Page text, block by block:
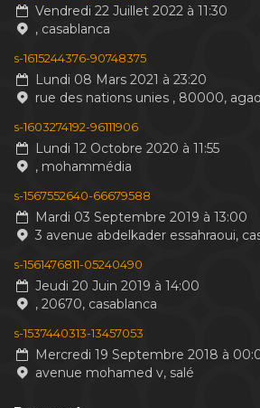
Vendredi 22 Juillet 2022 à 11:30
, casablanca
s-1615244376-90748375
Lundi 08 Mars 2021 à 23:20
rue des nations unies , 80000,
s-1603274192-96111906
Lundi 12 Octobre 2020 à 11:55
, mohammédia
s-1567552640-66679588
Mardi 03 Septembre 2019 à 13:00
3 avenue abdelkader essahraoui,
s-1561476811-05240490
Jeudi 20 Juin 2019 à 14:00
, 20670, casablanca
s-1537440313-13457053
Mercredi 19 Septembre 2018 à
avenue mohamed v, salé